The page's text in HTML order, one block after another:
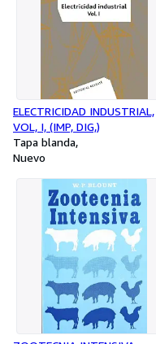
ELECTRICIDAD INDUSTRIAL,
VOL, I, (IMP, DIG,)
Tapa blanda
Nuevo